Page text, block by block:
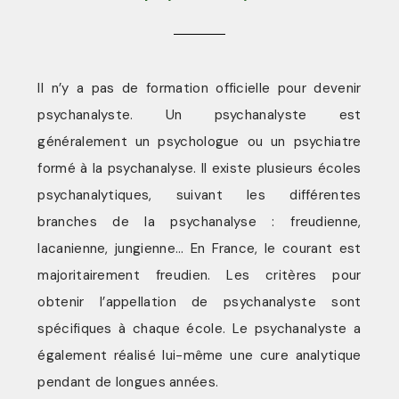
Il n’y a pas de formation officielle pour devenir
psychanalyste. Un psychanalyste est
généralement un psychologue ou un psychiatre
formé à la psychanalyse. Il existe plusieurs écoles
psychanalytiques, suivant les différentes
branches de la psychanalyse : freudienne,
lacanienne, jungienne… En France, le courant est
majoritairement freudien. Les critères pour
obtenir l’appellation de psychanalyste sont
spécifiques à chaque école. Le psychanalyste a
également réalisé lui-même une cure analytique
pendant de longues années.